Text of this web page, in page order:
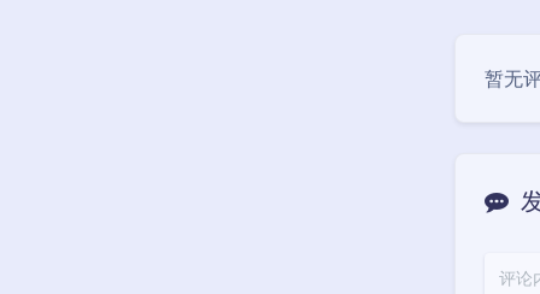
暂无